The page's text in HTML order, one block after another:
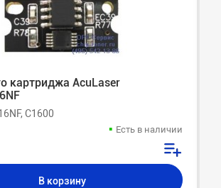
картриджа AcuLaser
C1600
Есть в наличии
В корзину